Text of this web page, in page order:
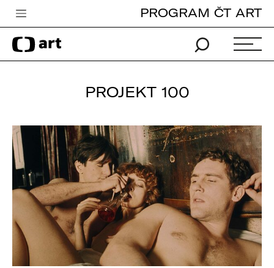
Česká televize
Zpravodajství
TV program
Pro děti
edu
Vše o ČT
PROGRAM ČT ART
PROJEKT 100